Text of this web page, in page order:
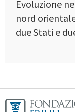
Evoluzione
nord
due Stati e